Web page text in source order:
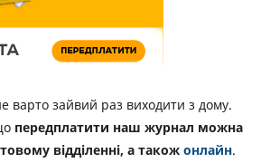
варто зайвий раз виходити з дому.
передплатити наш журнал можна
відділенні, а також онлайн.